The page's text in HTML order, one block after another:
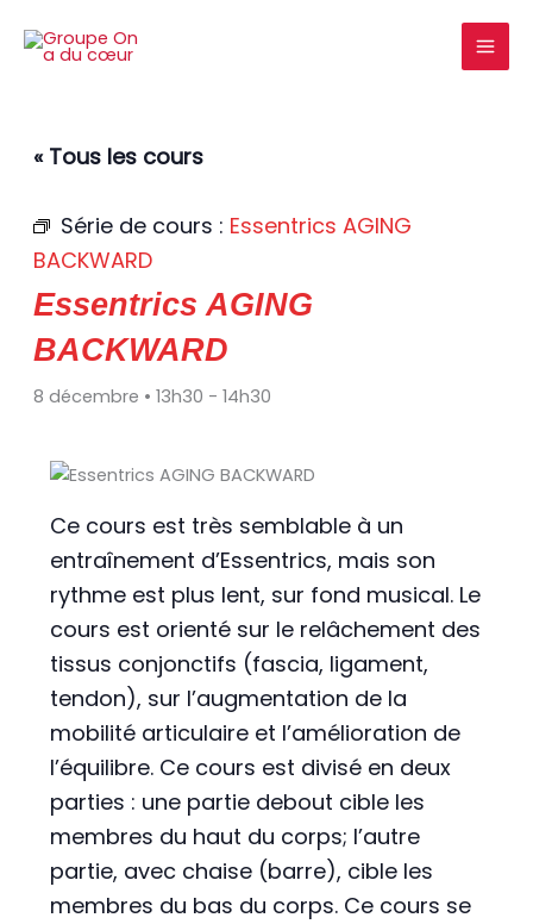
« Tous les cours
Série de cours : Essentrics AGING
BACKWARD
Essentrics AGING
BACKWARD
8 décembre • 13h30 - 14h30
Ce cours est très semblable à un
entraînement d’Essentrics, mais son
rythme est plus lent, sur fond musical. Le
cours est orienté sur le relâchement des
tissus conjonctifs (fascia, ligament,
tendon), sur l’augmentation de la
mobilité articulaire et l’amélioration de
l’équilibre. Ce cours est divisé en deux
parties : une partie debout cible les
membres du haut du corps; l’autre
partie, avec chaise (barre), cible les
membres du bas du corps. Ce cours se